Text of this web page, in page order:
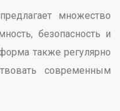
множество
безопасность и
также регулярно
современным